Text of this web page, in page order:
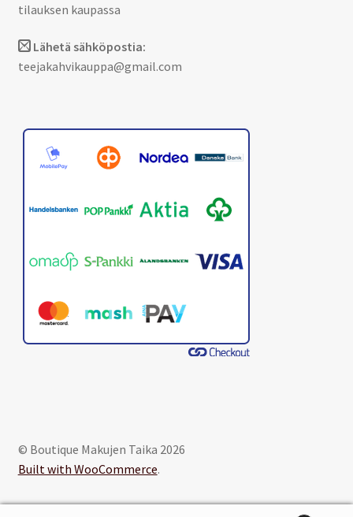
tilauksen kaupassa
Lähetä sähköpostia:
teejakahvikauppa@gmail.com
© Boutique Makujen Taika 2026
Built with WooCommerce.